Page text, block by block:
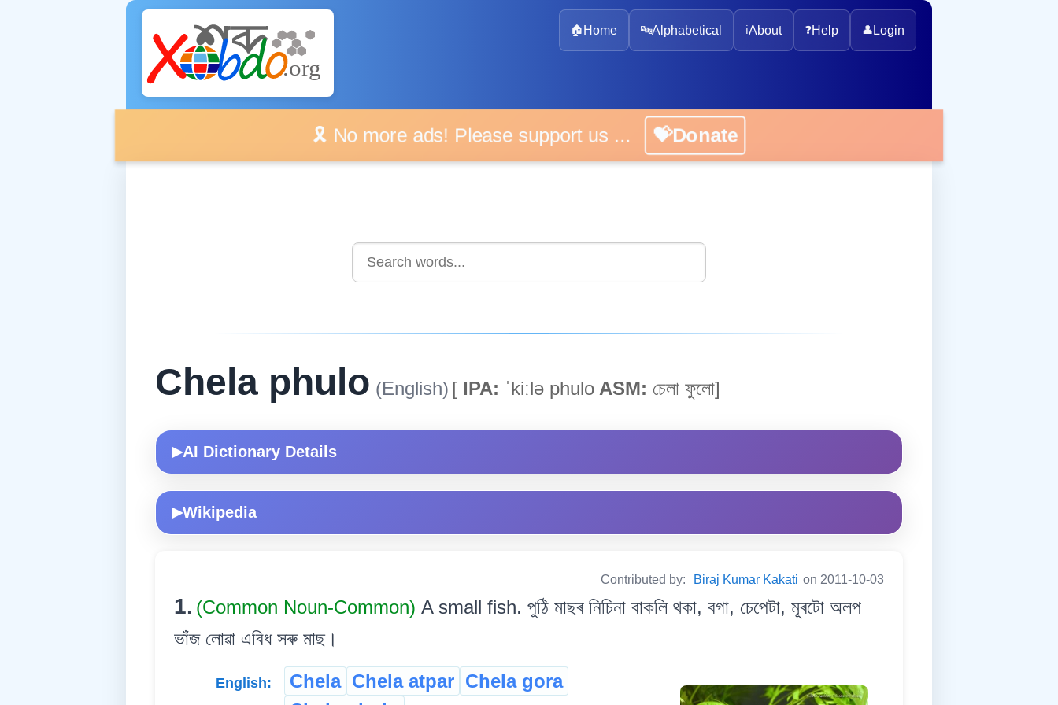
🏠 Home 🔤Alphabetical ℹ️About ❓Help 👤 Login
🎗️ No more ads! Please support us ... 💝Donate
Chela phulo (English) [ IPA: ˈkiːlə phulo ASM: চেলা ফুলো]
▶AI Dictionary Details
▶Wikipedia
Contributed by: Biraj Kumar Kakati on 2011-10-03
1. (Common Noun-Common) A small fish. পুঠি মাছৰ নিচিনা বাকলি থকা, বগা, চেপেটা, মূৰটো অলপ
ভাঁজ লোৱা এবিধ সৰু মাছ।
English: Chela Chela atpar Chela gora